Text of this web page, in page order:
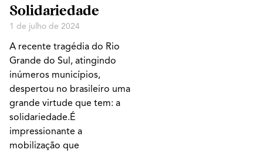
Solidariedade
1 de julho de 2024
A recente tragédia do Rio
Grande do Sul, atingindo
inúmeros municípios,
despertou no brasileiro uma
grande virtude que tem: a
solidariedade.É
impressionante a
mobilização que